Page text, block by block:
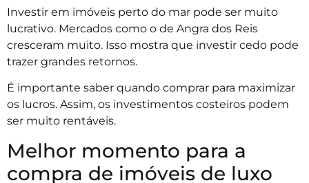
Investir em imóveis perto do mar pode ser muito
lucrativo. Mercados como o de Angra dos Reis
cresceram muito. Isso mostra que investir cedo pode
trazer grandes retornos.
É importante saber quando comprar para maximizar
os lucros. Assim, os investimentos costeiros podem
ser muito rentáveis.
Melhor momento para a
compra de imóveis de luxo